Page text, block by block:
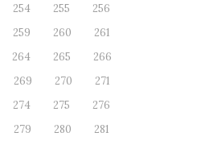
254 255
256
259 260
261
264 265
266
269 270
271
274 275
276
279 280
281